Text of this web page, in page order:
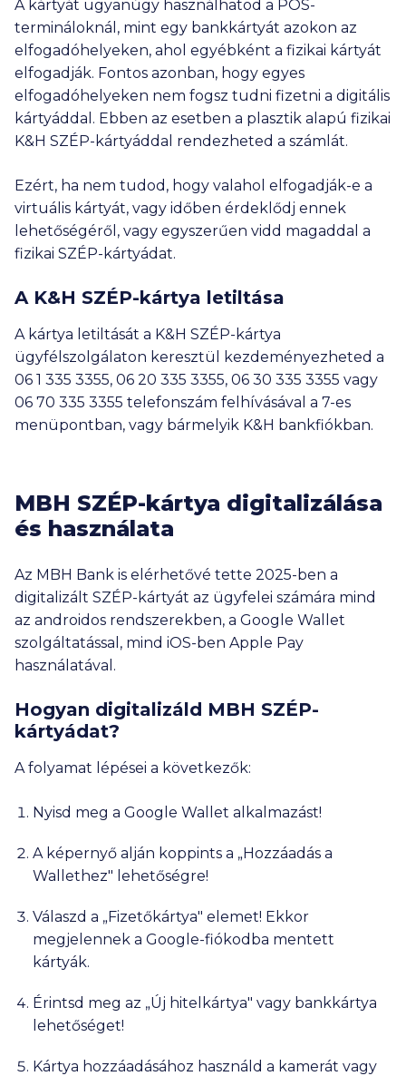
A kártyát ugyanúgy használhatod a POS-
termináloknál, mint egy bankkártyát azokon az
elfogadóhelyeken, ahol egyébként a fizikai kártyát
elfogadják. Fontos azonban, hogy egyes
elfogadóhelyeken nem fogsz tudni fizetni a digitális
kártyáddal. Ebben az esetben a plasztik alapú fizikai
K&H SZÉP-kártyáddal rendezheted a számlát.
Ezért, ha nem tudod, hogy valahol elfogadják-e a
virtuális kártyát, vagy időben érdeklődj ennek
lehetőségéről, vagy egyszerűen vidd magaddal a
fizikai SZÉP-kártyádat.
A K&H SZÉP-kártya letiltása
A kártya letiltását a K&H SZÉP-kártya
ügyfélszolgálaton keresztül kezdeményezheted a
06 1 335 3355, 06 20 335 3355, 06 30 335 3355 vagy
06 70 335 3355 telefonszám felhívásával a 7-es
menüpontban, vagy bármelyik K&H bankfiókban.
MBH SZÉP-kártya digitalizálása
és használata
Az MBH Bank is elérhetővé tette 2025-ben a
digitalizált SZÉP-kártyát az ügyfelei számára mind
az androidos rendszerekben, a Google Wallet
szolgáltatással, mind iOS-ben Apple Pay
használatával.
Hogyan digitalizáld MBH SZÉP-
kártyádat?
A folyamat lépései a következők:
Nyisd meg a Google Wallet alkalmazást!
A képernyő alján koppints a „Hozzáadás a
Wallethez" lehetőségre!
Válaszd a „Fizetőkártya" elemet! Ekkor
megjelennek a Google-fiókodba mentett
kártyák.
Érintsd meg az „Új hitelkártya" vagy bankkártya
lehetőséget!
Kártya hozzáadásához használd a kamerát vagy